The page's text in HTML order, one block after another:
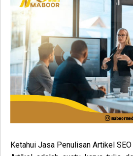
Ketahui Jasa Penulisan Artikel SEO